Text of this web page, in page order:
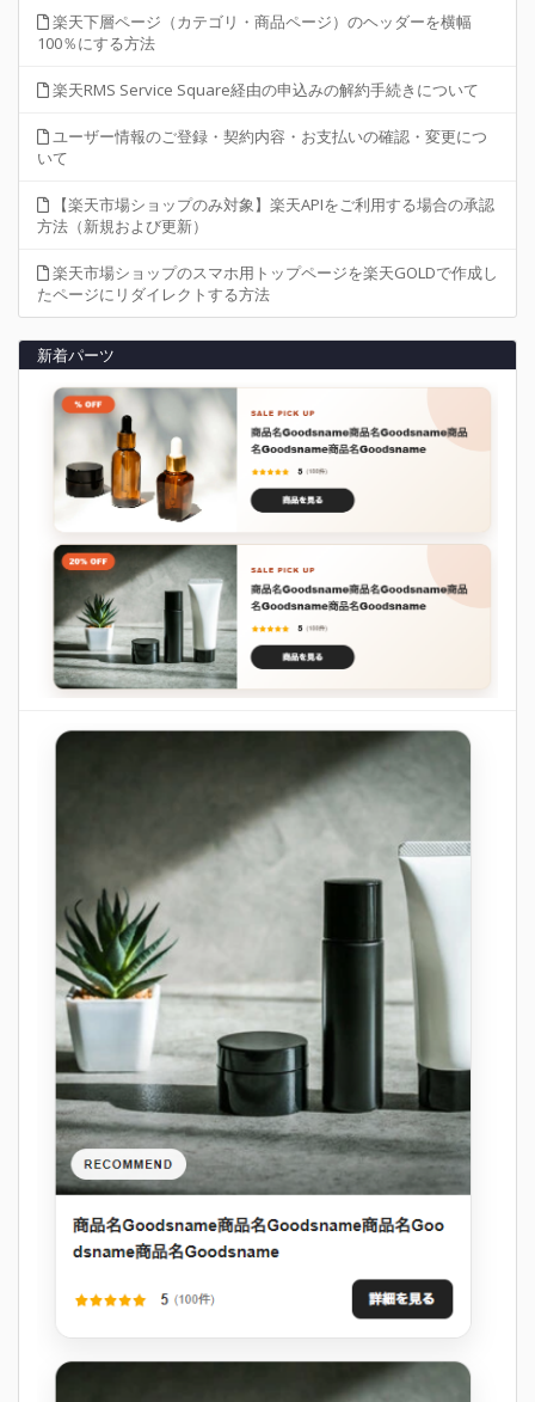
楽天下層ページ（カテゴリ・商品ページ）のヘッダーを横幅
100％にする方法
楽天RMS Service Square経由の申込みの解約手続きについて
ユーザー情報のご登録・契約内容・お支払いの確認・変更につ
いて
【楽天市場ショップのみ対象】楽天APIをご利用する場合の承認
方法（新規および更新）
楽天市場ショップのスマホ用トップページを楽天GOLDで作成し
たページにリダイレクトする方法
新着パーツ